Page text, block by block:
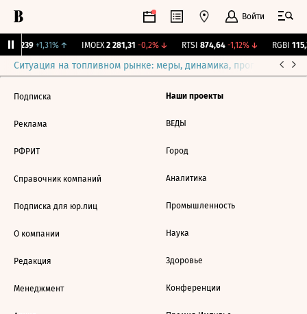
Войти
12,239 +1,31%↑ IMOEX 2 281,31 -0,2%↓ RTSI 874,64 -1,12%↓ RGBI 115,3
Ситуация на топливном рынке: меры, динамика, прогнозы
Подписка
Реклама
РФРИТ
Справочник компаний
Подписка для юр.лиц
О компании
Редакция
Менеджмент
Наши проекты
ВЕДЫ
Город
Аналитика
Промышленность
Наука
Здоровье
Конференции